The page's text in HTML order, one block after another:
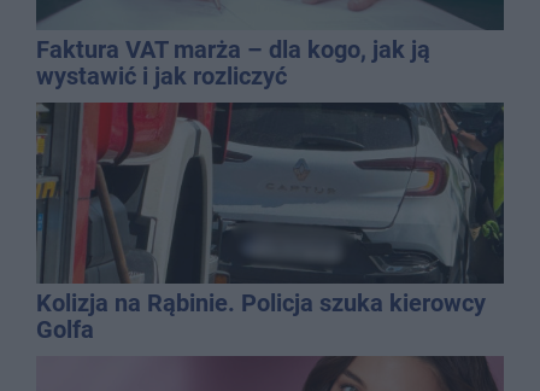
Faktura VAT marża – dla kogo, jak ją
wystawić i jak rozliczyć
Kolizja na Rąbinie. Policja szuka kierowcy
Golfa